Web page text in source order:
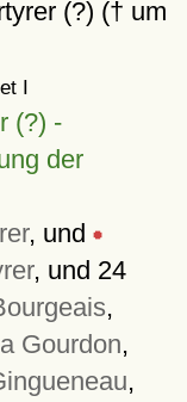
(?) († um
I
(?) -
der
, und
, und 24
,
Gourdon,
,